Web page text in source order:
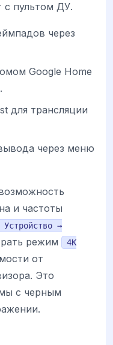
с пультом ДУ.
через
Google Home
для трансляции
через меню
и частоты
Устройство →
режим
4K
от
Это
с черным